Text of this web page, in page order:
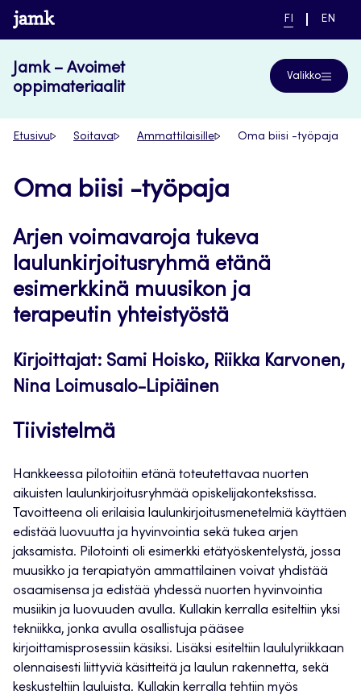
Siirry
suoraan
www.jamk.fi
NYKYINEN
FI
VAIHDA
EN
Jamk – Avoimet
oppimateriaalit
Valikko
Etusivu Soitava Ammattilaisille Oma biisi -työpaja
Oma biisi -työpaja
Arjen voimavaroja tukeva
laulunkirjoitusryhmä etänä
esimerkkinä muusikon ja
terapeutin yhteistyöstä
Kirjoittajat: Sami Hoisko, Riikka Karvonen,
Nina Loimusalo-Lipiäinen
Tiivistelmä
Hankkeessa pilotoitiin etänä toteutettavaa nuorten
aikuisten laulunkirjoitusryhmää opiskelijakontekstissa.
Tavoitteena oli erilaisia laulunkirjoitusmenetelmiä käyttäen
edistää luovuutta ja hyvinvointia sekä tukea arjen
jaksamista. Pilotointi oli esimerkki etätyöskentelystä, jossa
muusikko ja terapiatyön ammattilainen voivat yhdistää
osaamisensa ja edistää yhdessä nuorten hyvinvointia
musiikin ja luovuuden avulla. Kullakin kerralla esiteltiin yksi
tekniikka, jonka avulla osallistuja pääsee
kirjoittamisprosessiin käsiksi. Lisäksi esiteltiin laululyriikkaan
olennaisesti liittyviä käsitteitä ja laulun rakennetta, sekä
keskusteltiin lauluista. Kullakin kerralla tehtiin myös